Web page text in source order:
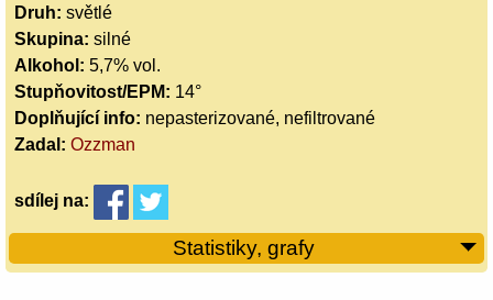
Druh: světlé
Skupina: silné
Alkohol: 5,7% vol.
Stupňovitost/EPM: 14°
Doplňující info: nepasterizované, nefiltrované
Zadal: Ozzman
sdílej na:
Statistiky, grafy